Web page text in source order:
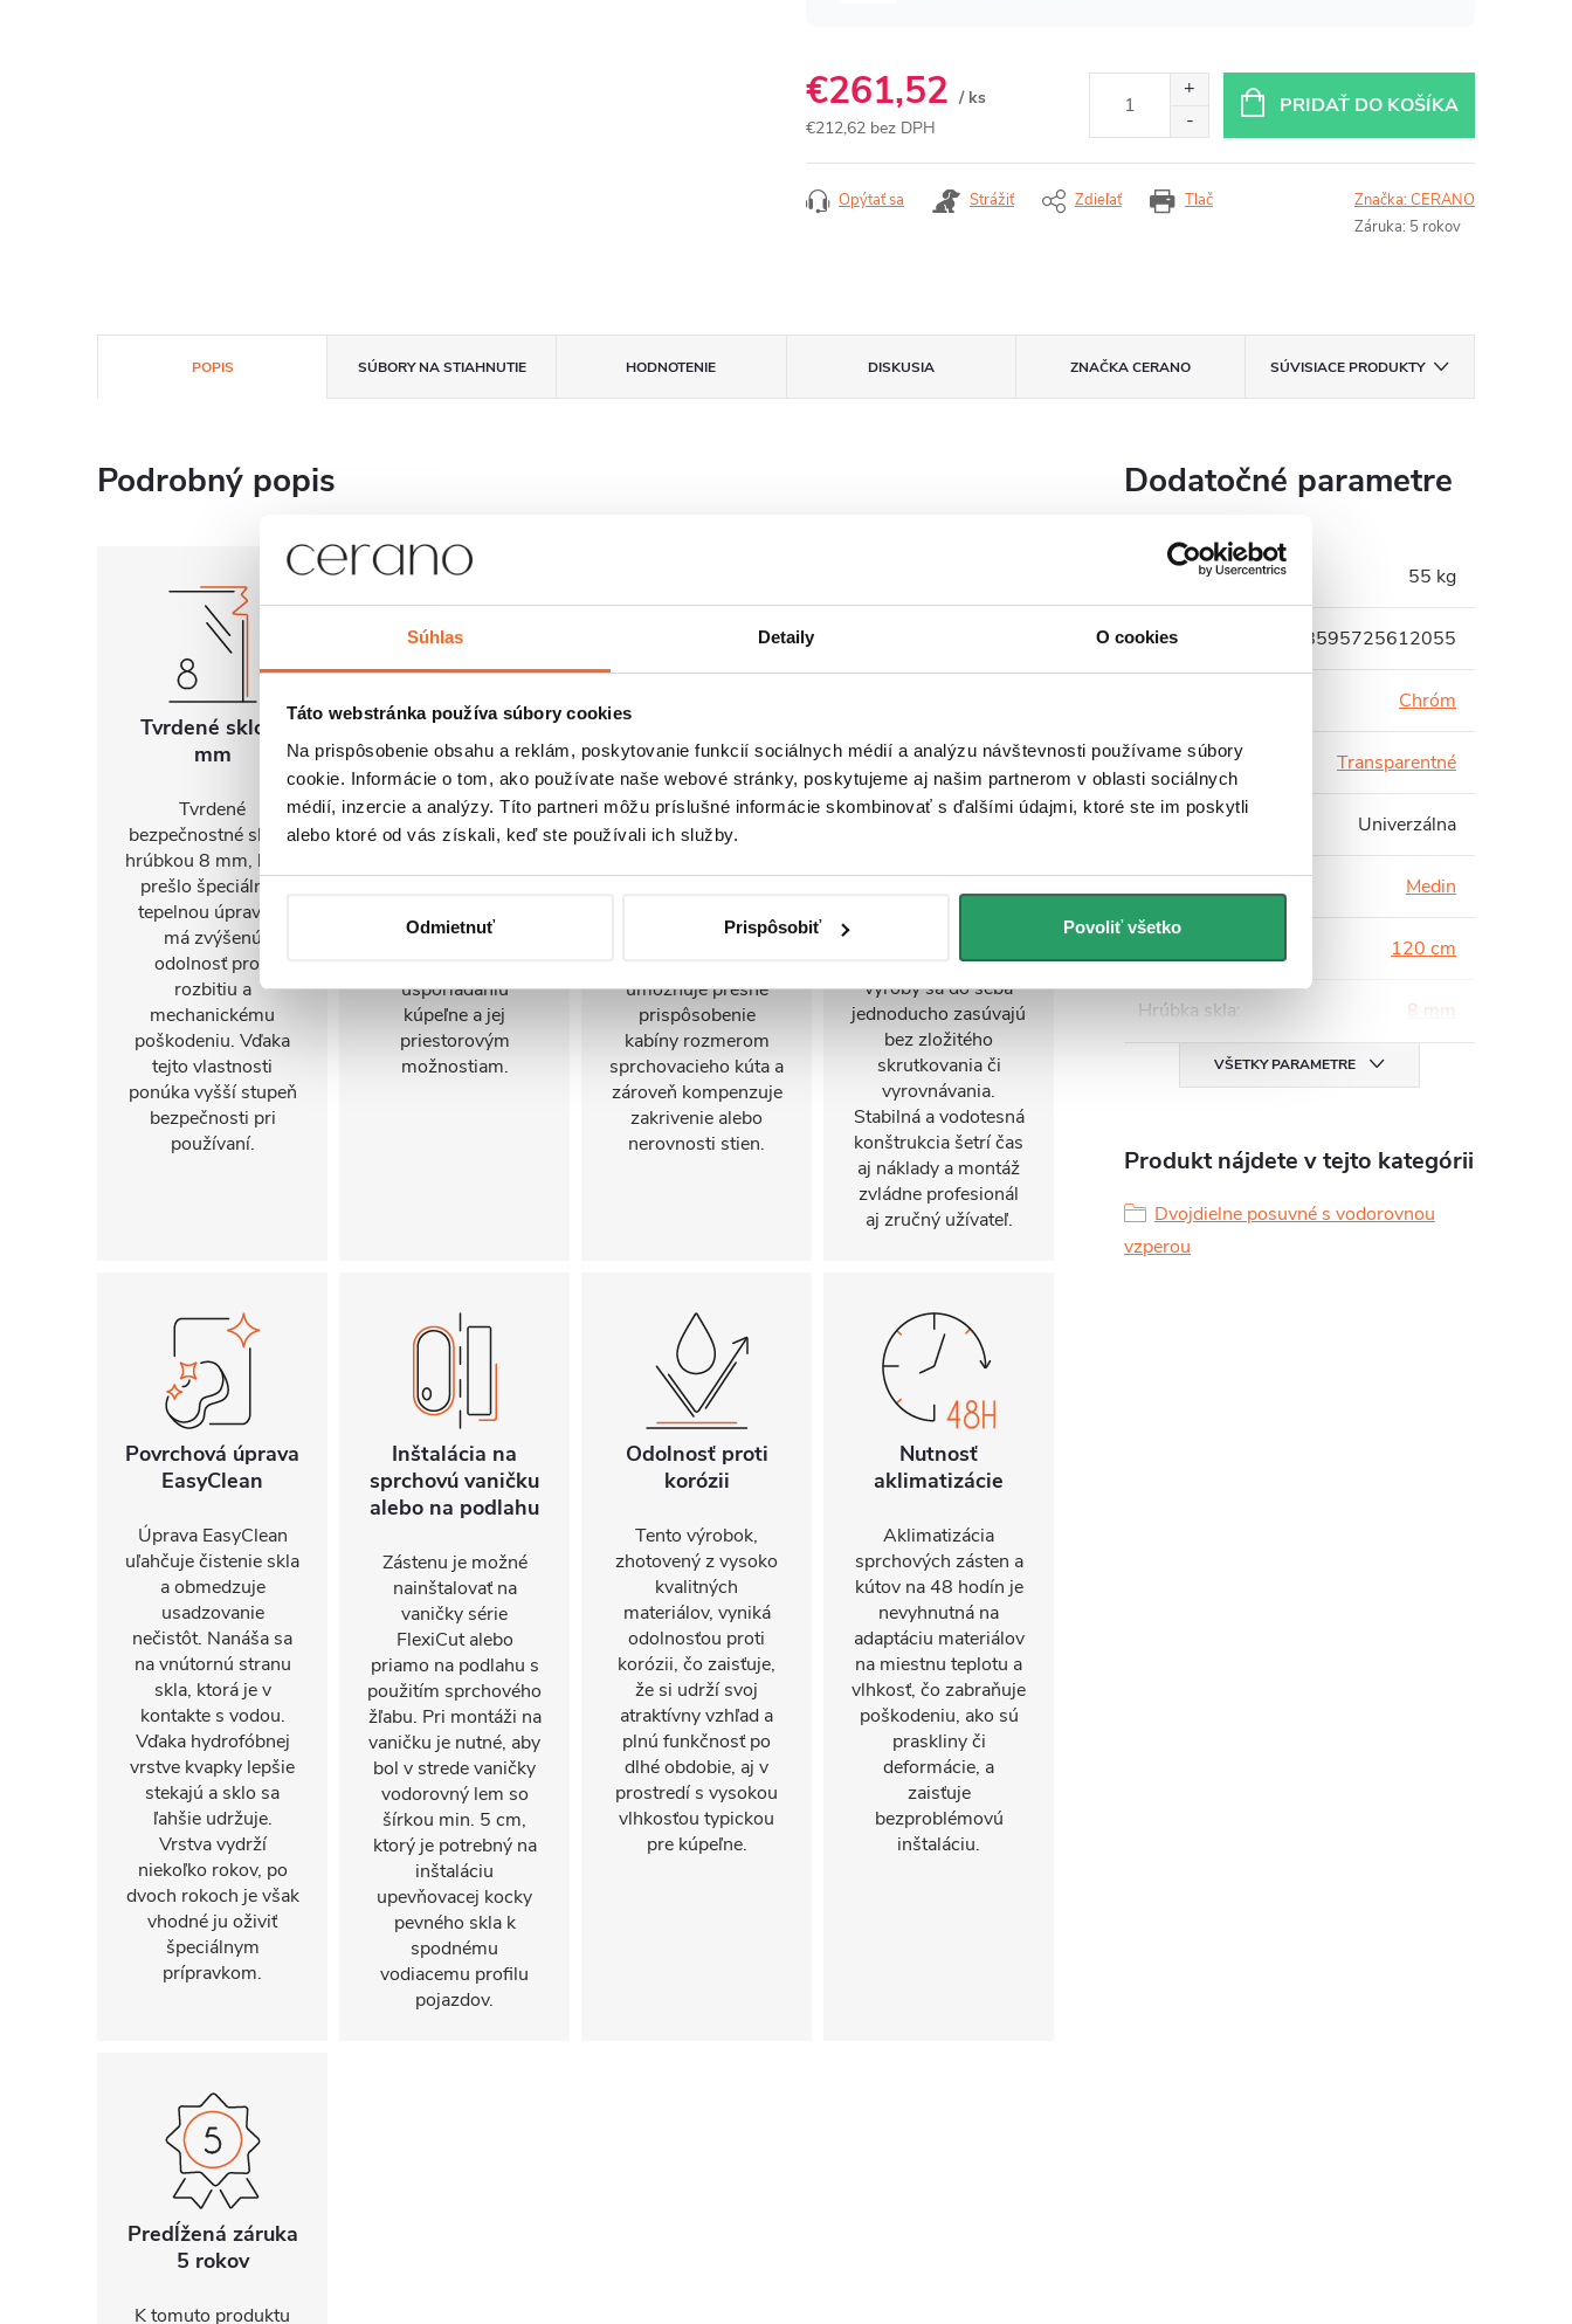
Súhlas Detaily O cookies
Táto webstránka používa súbory cookies
Na prispôsobenie obsahu a reklám, poskytovanie funkcií sociálnych médií a analýzu návštevnosti používame súbory
cookie. Informácie o tom, ako používate naše webové stránky, poskytujeme aj našim partnerom v oblasti sociálnych
médií, inzercie a analýzy. Títo partneri môžu príslušné informácie skombinovať s ďalšími údajmi, ktoré ste im poskytli
alebo ktoré od vás získali, keď ste používali ich služby.
Odmietnuť Prispôsobiť Povoliť všetko
€261,52 / ks
€212,62 bez DPH
PRIDAŤ DO KOŠÍKA
Tlač
Opýtať sa Strážiť Zdieľať Značka:CERANO
Záruka: 5 rokov
POPIS SÚBORY NA STIAHNUTIE HODNOTENIE DISKUSIA ZNAČKACERANO SÚVISIACE PRODUKTY
Podrobný popis
Tvrdené sklo 8
mm
Tvrdené
bezpečnostné sklo s
hrúbkou 8 mm, ktoré
prešlo špeciálnou
tepelnou úpravou,
má zvýšenú
odolnosť proti
rozbitiu a
mechanickému
poškodeniu. Vďaka
tejto vlastnosti
ponúka vyšší stupeň
bezpečnosti pri
používaní.
Univerzálna
montáž
FlexSide systém
umožňuje inštaláciu
ľahko prispôsobí
usporiadaniu
kúpeľne a jej
priestorovým
možnostiam.
stenový profil
Stenový profil s
možnosťou
sprchovej kabíny.
umožňuje presné
prispôsobenie
kabíny rozmerom
sprchovacieho kúta a
zároveň kompenzuje
zakrivenie alebo
nerovnosti stien.
FastInstall je
montážny systém na
profily pripravené z
výroby sa do seba
jednoducho zasúvajú
bez zložitého
skrutkovania či
vyrovnávania.
Stabilná a vodotesná
konštrukcia šetrí čas
aj náklady a montáž
zvládne profesionál
aj zručný užívateľ.
Povrchová úprava
EasyClean
Úprava EasyClean
uľahčuje čistenie skla
a obmedzuje
usadzovanie
nečistôt. Nanáša sa
na vnútornú stranu
skla, ktorá je v
kontakte s vodou.
Vďaka hydrofóbnej
vrstve kvapky lepšie
stekajú a sklo sa
ľahšie udržuje.
Vrstva vydrží
niekoľko rokov, po
dvoch rokoch je však
vhodné ju oživiť
špeciálnym
prípravkom.
Inštalácia na
sprchovú vaničku
alebo na podlahu
Zástenu je možné
nainštalovať na
vaničky série
FlexiCut alebo
priamo na podlahu s
použitím sprchového
žľabu. Pri montáži na
vaničku je nutné, aby
bol v strede vaničky
vodorovný lem so
šírkou min. 5 cm,
ktorý je potrebný na
inštaláciu
upevňovacej kocky
pevného skla k
spodnému
vodiacemu profilu
pojazdov.
Odolnosť proti
korózii
Tento výrobok,
zhotovený z vysoko
kvalitných
materiálov, vyniká
odolnosťou proti
korózii, čo zaisťuje,
že si udrží svoj
atraktívny vzhľad a
plnú funkčnosť po
dlhé obdobie, aj v
prostredí s vysokou
vlhkosťou typickou
pre kúpeľne.
Nutnosť
aklimatizácie
Aklimatizácia
sprchových zásten a
kútov na 48 hodín je
nevyhnutná na
adaptáciu materiálov
na miestnu teplotu a
vlhkosť, čo zabraňuje
poškodeniu, ako sú
praskliny či
deformácie, a
zaisťuje
bezproblémovú
inštaláciu.
Predĺžená záruka
5 rokov
K tomuto produktu
Dodatočné parametre
Hmotnosť: 55 kg
EAN: 8595725612055
Chróm
Farba skla: Transparentné
Inštalácia Univerzálna
Medin
120 cm
Hrúbka skla: 8 mm
VŠETKY PARAMETRE
Produkt nájdete v tejto kategórii
Dvojdielne posuvné s vodorovnou
vzperou